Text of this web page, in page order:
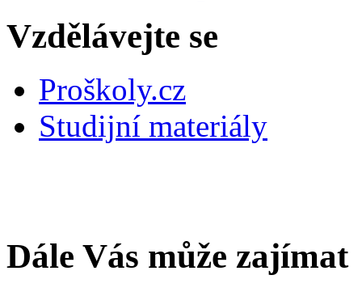
Vzdělávejte se
Proškoly.cz
Studijní materiály
Dále Vás může zajímat